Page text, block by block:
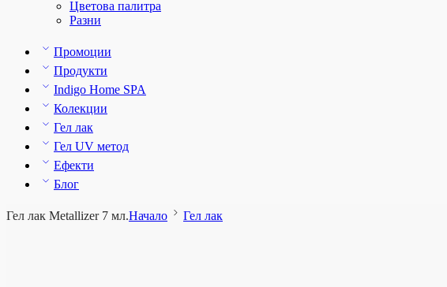
Цветова палитра
Разни
Промоции
Продукти
Indigo Home SPA
Колекции
Гел лак
Гел UV метод
Ефекти
Блог
Гел лак Metallizer 7 мл.Начало Гел лак